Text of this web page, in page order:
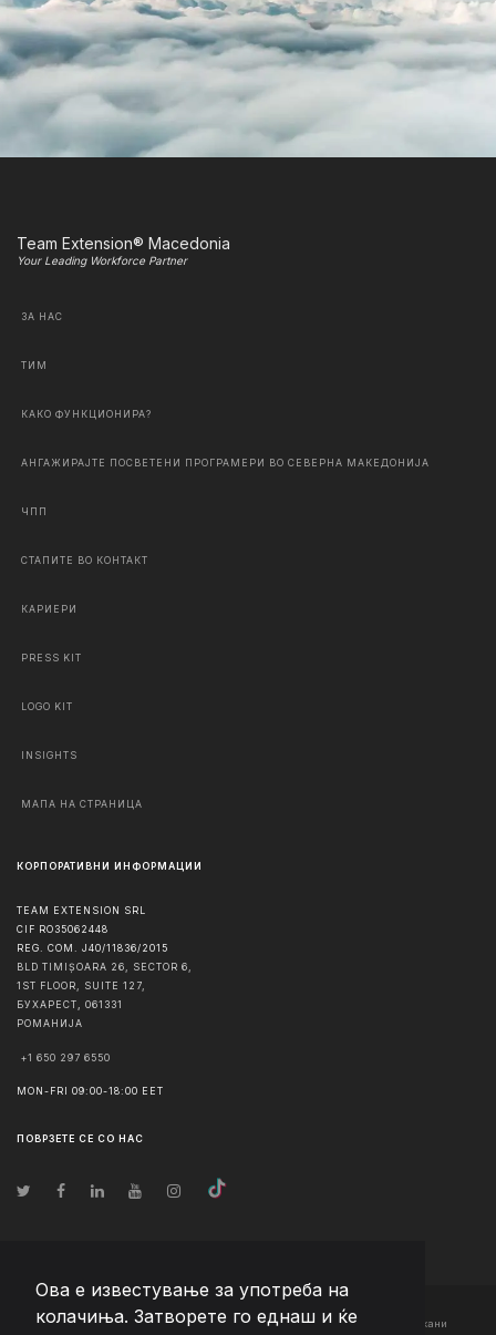
Ова е известување за употреба на
колачиња. Затворете го еднаш и ќе
Team Extension® Macedonia
Your Leading Workforce Partner
ЗА НАС
ТИМ
КАКО ФУНКЦИОНИРА?
АНГАЖИРАЈТЕ ПОСВЕТЕНИ ПРОГРАМЕРИ ВО СЕВЕРНА МАКЕДОНИЈА
ЧПП
СТАПИТЕ ВО КОНТАКТ
КАРИЕРИ
PRESS KIT
LOGO KIT
INSIGHTS
МАПА НА СТРАНИЦА
КОРПОРАТИВНИ ИНФОРМАЦИИ
TEAM EXTENSION SRL
CIF RO35062448
REG. COM. J40/11836/2015
BLD TIMIȘOARA 26, SECTOR 6,
1ST FLOOR, SUITE 127,
БУХАРЕСТ
061331
РОМАНИЈА
+1 650 297 6550
MON-FRI 09:00-18:00 EET
ПОВРЗЕТЕ СЕ СО НАС
© Авторско право2026 Team Extension Macedonia - Сите права задржани